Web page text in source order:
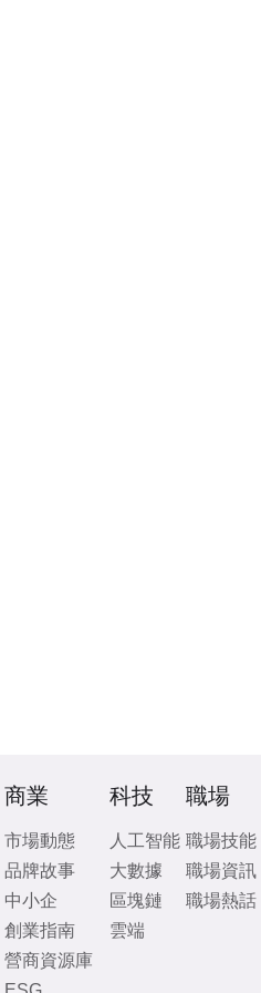
商業
市場動態
品牌故事
中小企
創業指南
營商資源庫
科技
人工智能
大數據
區塊鏈
雲端
職場
職場技能
職場資訊
職場熱話